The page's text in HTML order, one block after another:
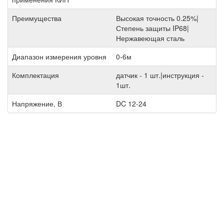
Преимущества
Высокая точность 0.25%|
Степень защиты IP68|
Нержавеющая сталь
Диапазон измерения уровня
0-6м
Комплектация
датчик - 1 шт.|инструкция -
1шт.
Напряжение, В
DC 12-24